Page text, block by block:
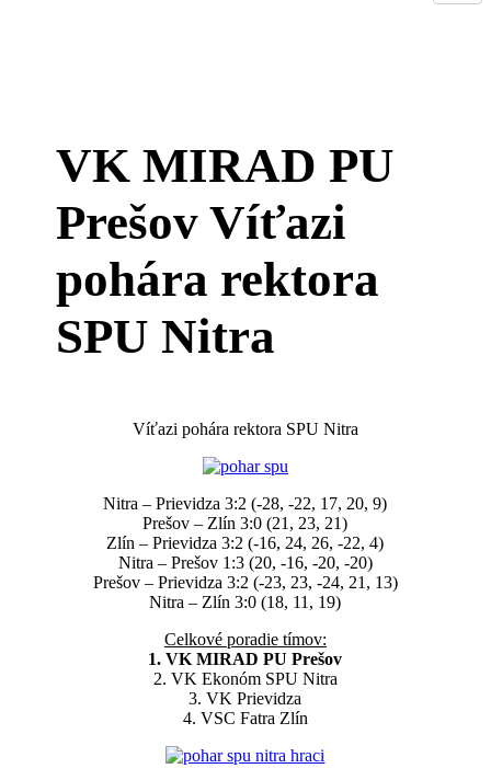
VK MIRAD PU
Prešov Víťazi
pohára rektora
SPU Nitra
Víťazi pohára rektora SPU Nitra
Nitra – Prievidza 3:2 (-28, -22, 17, 20, 9)
Prešov – Zlín 3:0 (21, 23, 21)
Zlín – Prievidza 3:2 (-16, 24, 26, -22, 4)
Nitra – Prešov 1:3 (20, -16, -20, -20)
Prešov – Prievidza 3:2 (-23, 23, -24, 21, 13)
Nitra – Zlín 3:0 (18, 11, 19)
Celkové poradie tímov:
1. VK MIRAD PU Prešov
2. VK Ekonóm SPU Nitra
3. VK Prievidza
4. VSC Fatra Zlín